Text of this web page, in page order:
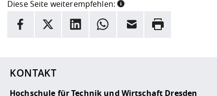
Diese Seite weiterempfehlen:
INFORMATION
Facebook
X LinkedInWhatsappE-Mail Drucken
KONTAKT
Hochschule für Technik und Wirtschaft Dresden